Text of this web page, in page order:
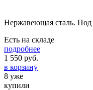
Нержавеющая сталь. Под
Есть на складе
подробнее
1 550 руб.
в корзину
8 уже
купили